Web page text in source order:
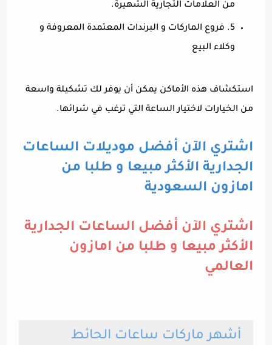
من العلامات التجارية الشهيرة.
5. فروع الماركات و البرندات المعتمدة المعروفة و
وكلاء البيع
استكشاف هذه الأماكن يمكن أن يوفر لك تشكيلة واسعة
من الخيارات لاختيار الساعة التي ترغب في شرائها.
اشتري الآن أفضل موديلات الساعات
الجدارية الأكثر مبيعا و طلبا من
امازون السعودية
اشتري الآن أفضل الساعات الجدارية
الأكثر مبيعا و طلبا من امازون
العالمي
أشهر ماركات ساعات الحائط